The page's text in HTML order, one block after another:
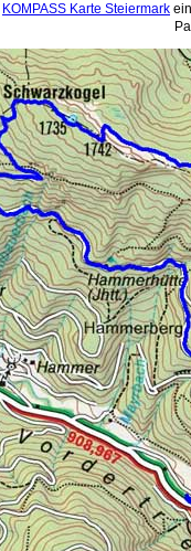
KOMPASS Karte Steiermark